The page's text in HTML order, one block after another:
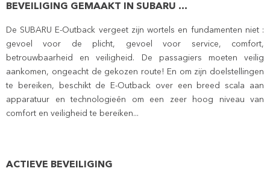
BEVEILIGING GEMAAKT IN SUBARU ...
De SUBARU E-Outback vergeet zijn wortels en fundamenten niet :
gevoel voor de plicht, gevoel voor service, comfort,
betrouwbaarheid en veiligheid. De passagiers moeten veilig
aankomen, ongeacht de gekozen route! En om zijn doelstellingen
te bereiken, beschikt de E-Outback over een breed scala aan
apparatuur en technologieën om een zeer hoog niveau van
comfort en veiligheid te bereiken...
ACTIEVE BEVEILIGING